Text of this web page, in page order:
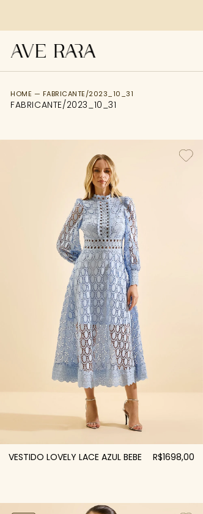
HOME — FABRICANTE/2023_10_31
FABRICANTE/2023_10_31
VESTIDO LOVELY LACE AZUL BEBE R$1698,00